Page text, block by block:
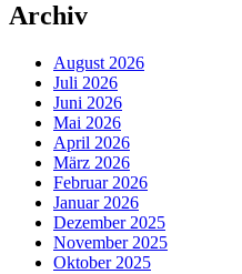
Archiv
August 2026
Juli 2026
Juni 2026
Mai 2026
April 2026
März 2026
Februar 2026
Januar 2026
Dezember 2025
November 2025
Oktober 2025